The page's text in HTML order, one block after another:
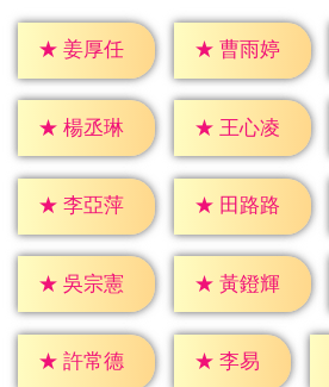
★ 姜厚任 ★ 曹雨婷
★ 楊丞琳 ★ 王心凌
★ 李亞萍 ★ 田路路
★ 吳宗憲 ★ 黃鐙輝
★ 許常德 ★ 李易